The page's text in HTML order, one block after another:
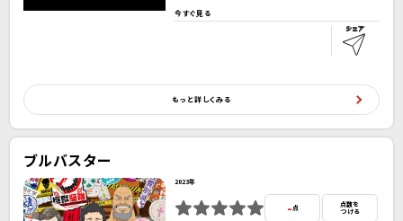
今すぐ見る
もっと詳しくみる
ブルバスター
2023年
-点
点数を
つける